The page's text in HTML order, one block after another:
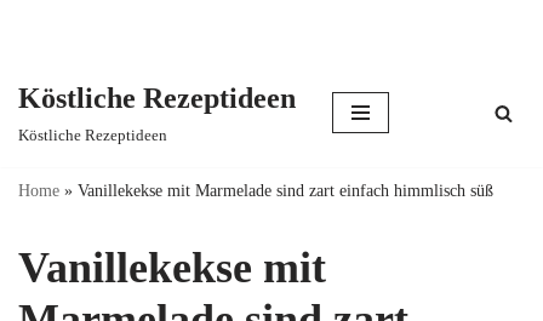
content
Köstliche Rezeptideen
Köstliche Rezeptideen
Home » Vanillekekse mit Marmelade sind zart einfach himmlisch süß
Vanillekekse mit